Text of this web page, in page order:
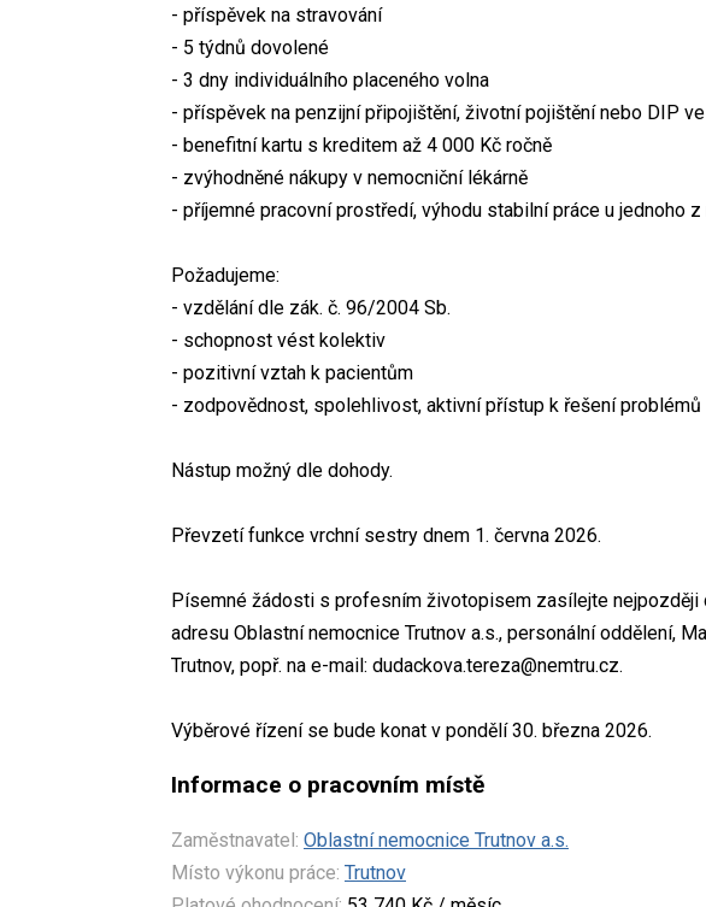
- příspěvek na stravování
- 5 týdnů dovolené
- 3 dny individuálního placeného volna
- příspěvek na penzijní připojištění, životní pojištění nebo DIP
- benefitní kartu s kreditem až 4 000 Kč ročně
- zvýhodněné nákupy v nemocniční lékárně
- příjemné pracovní prostředí, výhodu stabilní práce u jednoho
Požadujeme:
- vzdělání dle zák. č. 96/2004 Sb.
- schopnost vést kolektiv
- pozitivní vztah k pacientům
- zodpovědnost, spolehlivost, aktivní přístup k řešení problémů
Nástup možný dle dohody.
Převzetí funkce vrchní sestry dnem 1. června 2026.
Písemné žádosti s profesním životopisem zasílejte nejpozději
adresu Oblastní nemocnice Trutnov a.s., personální oddělení,
Trutnov, popř. na e-mail: dudackova.tereza@nemtru.cz.
Výběrové řízení se bude konat v pondělí 30. března 2026.
Informace o pracovním místě
Zaměstnavatel: Oblastní nemocnice Trutnov a.s.
Místo výkonu práce: Trutnov